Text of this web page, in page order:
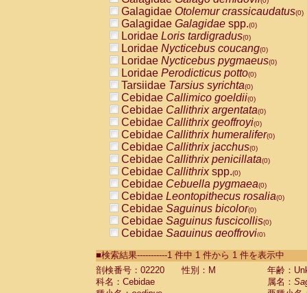
Galagidae Otolemur crassicaudatus(0)
Galagidae Galagidae spp.(0)
Loridae Loris tardigradus(0)
Loridae Nycticebus coucang(0)
Loridae Nycticebus pygmaeus(0)
Loridae Perodicticus potto(0)
Tarsiidae Tarsius syrichta(0)
Cebidae Callimico goeldii(0)
Cebidae Callithrix argentata(0)
Cebidae Callithrix geoffroyi(0)
Cebidae Callithrix humeralifer(0)
Cebidae Callithrix jacchus(0)
Cebidae Callithrix penicillata(0)
Cebidae Callithrixspp.(0)
Cebidae Cebuella pygmaea(0)
Cebidae Leontopithecus rosalia(0)
Cebidae Saguinus bicolor(0)
Cebidae Saguinus fuscicollis(0)
Cebidae Saguinus geoffroyi(0)
CebidaeSaguinus labiatus(0)
Cebidae Saguinus leucopus (0)
Cebidae
■検索結果-----------1 件中 1 件から 1 件を表示中
剖検番号：02220
性別：M
年齢：
科名：Cebidae
属名：